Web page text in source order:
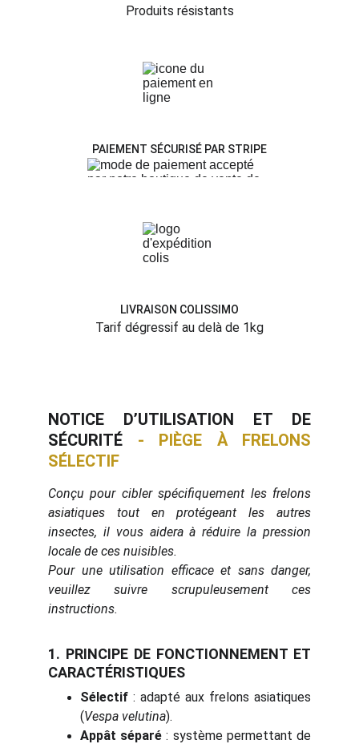
PAIEMENT SÉCURISÉ PAR STRIPE
LIVRAISON COLISSIMO
Tarif dégressif au delà de 1kg
Produits résistants
NOTICE D’UTILISATION ET DE
SÉCURITÉ - PIÈGE À FRELONS
SÉLECTIF
Conçu pour cibler spécifiquement les frelons
asiatiques tout en protégeant les autres
insectes, il vous aidera à réduire la pression
locale de ces nuisibles.
Pour une utilisation efficace et sans danger,
veuillez suivre scrupuleusement ces
instructions.
1. PRINCIPE DE FONCTIONNEMENT ET
CARACTÉRISTIQUES
Sélectif : adapté aux frelons asiatiques
(Vespa velutina).
Appât séparé : système permettant de